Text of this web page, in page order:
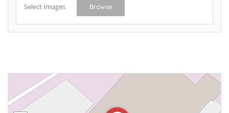
Select Images Browse